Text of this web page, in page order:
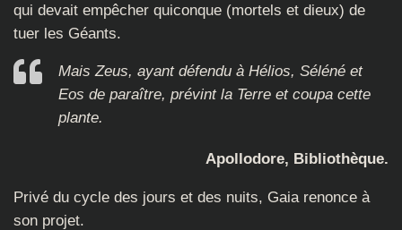
qui devait empêcher quiconque (mortels et dieux) de
tuer les Géants.
Mais Zeus, ayant défendu à Hélios, Séléné et
Eos de paraître, prévint la Terre et coupa cette
plante.
Apollodore, Bibliothèque.
Privé du cycle des jours et des nuits, Gaia renonce à
son projet.